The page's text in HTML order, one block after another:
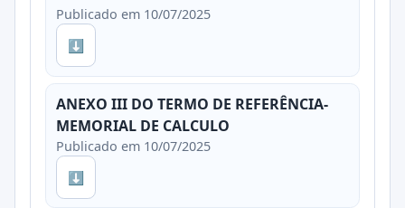
Publicado em 10/07/2025
⬇
ANEXO III DO TERMO DE REFERÊNCIA-
MEMORIAL DE CALCULO
Publicado em 10/07/2025
⬇